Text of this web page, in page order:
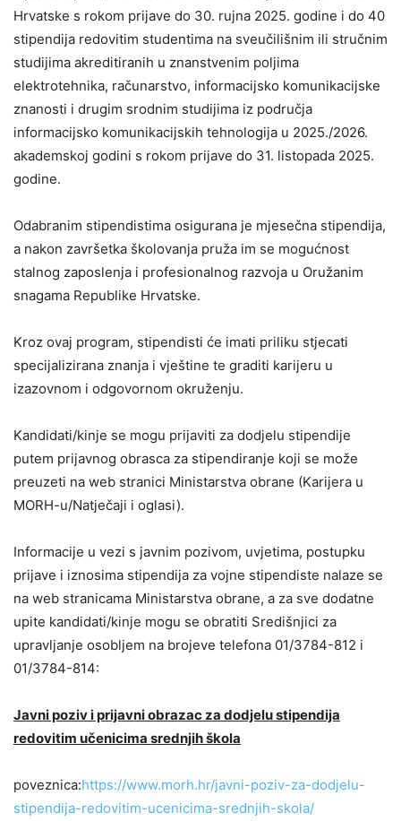
Hrvatske s rokom prijave do 30. rujna 2025. godine i do 40
stipendija redovitim studentima na sveučilišnim ili stručnim
studijima akreditiranih u znanstvenim poljima
elektrotehnika, računarstvo, informacijsko komunikacijske
znanosti i drugim srodnim studijima iz područja
informacijsko komunikacijskih tehnologija u 2025./2026.
akademskoj godini s rokom prijave do 31. listopada 2025.
godine.
Odabranim stipendistima osigurana je mjesečna stipendija,
a nakon završetka školovanja pruža im se mogućnost
stalnog zaposlenja i profesionalnog razvoja u Oružanim
snagama Republike Hrvatske.
Kroz ovaj program, stipendisti će imati priliku stjecati
specijalizirana znanja i vještine te graditi karijeru u
izazovnom i odgovornom okruženju.
Kandidati/kinje se mogu prijaviti za dodjelu stipendije
putem prijavnog obrasca za stipendiranje koji se može
preuzeti na web stranici Ministarstva obrane (Karijera u
MORH-u/Natječaji i oglasi).
Informacije u vezi s javnim pozivom, uvjetima, postupku
prijave i iznosima stipendija za vojne stipendiste nalaze se
na web stranicama Ministarstva obrane, a za sve dodatne
upite kandidati/kinje mogu se obratiti Središnjici za
upravljanje osobljem na brojeve telefona 01/3784-812 i
01/3784-814:
Javni poziv i prijavni obrazac za dodjelu stipendija
redovitim učenicima srednjih škola
poveznica:https://www.morh.hr/javni-poziv-za-dodjelu-
stipendija-redovitim-ucenicima-srednjih-skola/